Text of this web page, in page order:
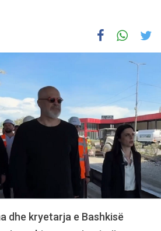
dhe kryetarja e Bashkisë